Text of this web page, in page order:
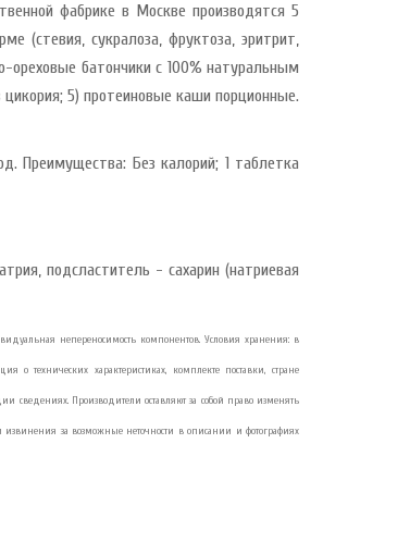
фабрике в Москве производятся 5
(стевия, сукралоза, фруктоза, эритрит,
ореховые батончики с 100% натуральным
5) протеиновые каши порционные.
Преимущества: Без калорий; 1 таблетка
подсластитель - сахарин (натриевая
непереносимость компонентов. Условия хранения: в
технических характеристиках, комплекте поставки, стране
сведениях. Производители оставляют за собой право изменять
за возможные неточности в описании и фотографиях